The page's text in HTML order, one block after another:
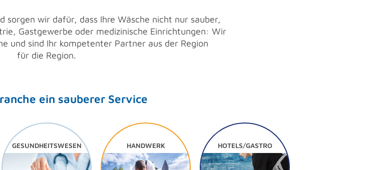
sorgen wir dafür, dass Ihre Wäsche nicht nur sauber,
Gastgewerbe oder medizinische Einrichtungen: Wir
und sind Ihr kompetenter Partner aus der Region
für die Region.
ein sauberer Service
GESUNDHEITSWESEN HANDWERK HOTELS/GASTRO